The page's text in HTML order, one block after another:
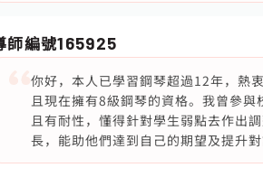
師編號165925
你好，本人已學習鋼琴超過12年，
且現在擁有8級鋼琴的資格。我曾參與
且有耐性，懂得針對學生弱點去作出
長，能助他們達到自己的期望及提升對